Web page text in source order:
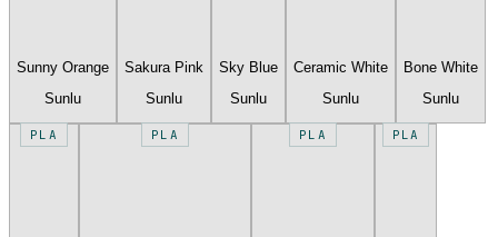
Sunny Orange
Sunlu
Sakura Pink
Sunlu
Sky Blue
Sunlu
Ceramic White
Sunlu
Bone White
Sunlu
PLA PLA PLA PLA